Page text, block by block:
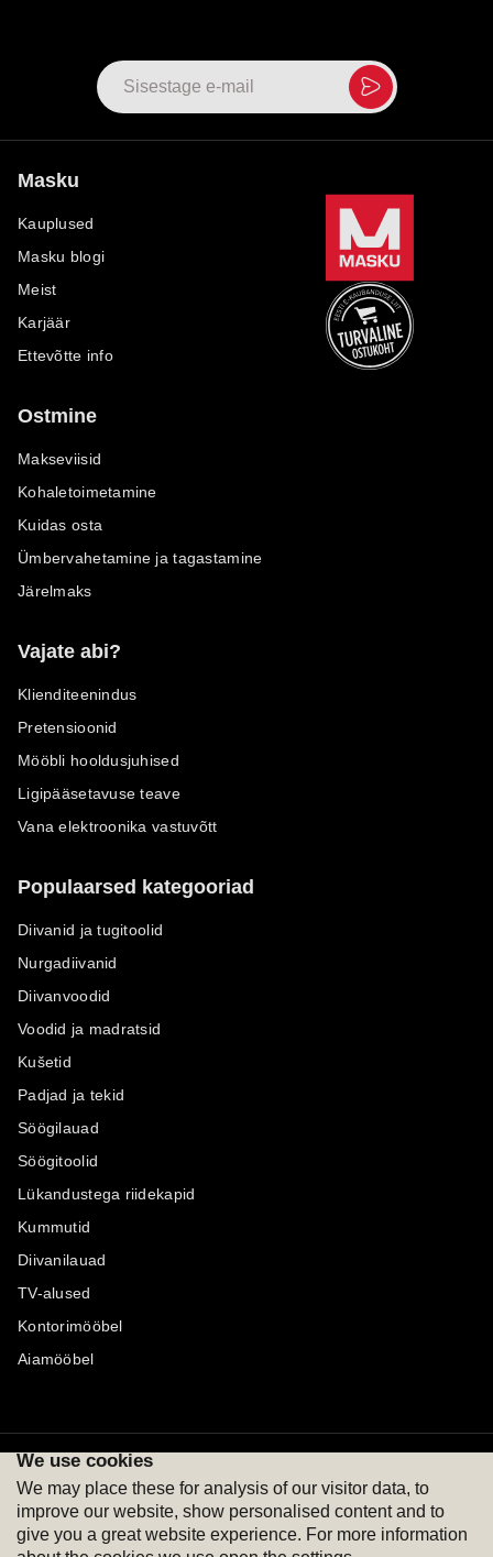
Masku
Kauplused
Masku blogi
Meist
Karjäär
Ettevõtte info
Ostmine
Makseviisid
Kohaletoimetamine
Kuidas osta
Ümbervahetamine ja tagastamine
Järelmaks
Vajate abi?
Klienditeenindus
Pretensioonid
Mööbli hooldusjuhised
Ligipääsetavuse teave
Vana elektroonika vastuvõtt
Populaarsed kategooriad
Diivanid ja tugitoolid
Nurgadiivanid
Diivanvoodid
Voodid ja madratsid
Kušetid
Padjad ja tekid
Söögilauad
Söögitoolid
Lükandustega riidekapid
Kummutid
Diivanilauad
TV-alused
Kontorimööbel
Aiamööbel
Maksevõimalused
We use cookies
We may place these for analysis of our visitor data, to
improve our website, show personalised content and to
give you a great website experience. For more information